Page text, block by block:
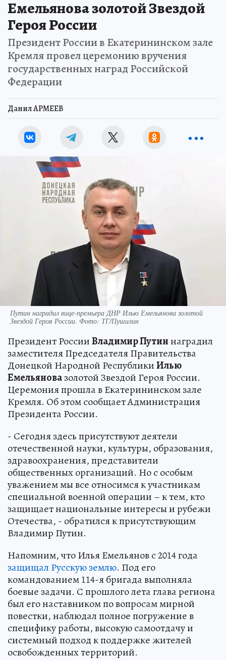
Емельянова золотой Звездой
Героя России
Президент России в Екатерининском зале
Кремля провел церемонию вручения
государственных наград Российской
Федерации
Данил АРМЕЕВ
Путин наградил вице-премьера ДНР Илью Емельянова золотой
Звездой Героя России. Фото: ТГ/Пушилин
Президент РоссииВладимир Путиннаградил
заместителя Председателя Правительства
Донецкой Народной РеспубликиИлью
Емельяновазолотой Звездой Героя России.
Церемония прошла в Екатерининском зале
Кремля. Об этом сообщает Администрация
Президента России.
- Сегодня здесь присутствуют деятели
отечественной науки, культуры, образования,
здравоохранения, представители
общественных организаций. Но с особым
уважением мы все относимся к участникам
специальной военной операции – к тем, кто
защищает национальные интересы и рубежи
Отечества, - обратился к присутствующим
Владимир Путин.
Напомним, что Илья Емельянов с 2014 года
защищал Русскую землю. Под его
командованием 114-я бригада выполняла
боевые задачи. С прошлого лета глава региона
был его наставником по вопросам мирной
повестки, наблюдал полное погружение в
специфику работы, высокую самоотдачу и
системный подход к поддержке жителей
освобожденных территорий.